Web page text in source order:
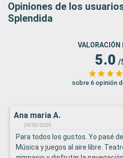
Opiniones de los
Splendida
VALORACIÓN
5.0 /
sobre 6 opinión
Ana maria A.
24/03/2025
Para todos los gustos. Yo pasé
Música y juegos al aire libre.